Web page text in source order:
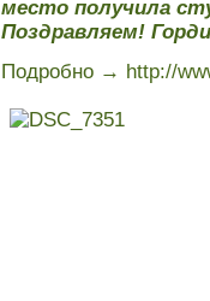
место получила
Поздравляем!
Подробно → http://